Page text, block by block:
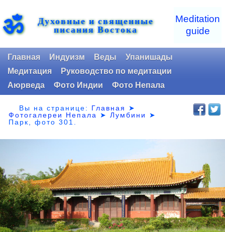
ॐ Духовные и священные
писания Востока
Meditation
guide
Главная Индуизм Веды
Упанишады
Медитация
Руководство по медитации
Аюрведа
Фото Индии Фото Непала
Вы на странице: Главная
➤
Фотогалереи Непала
➤Лумбини
➤
Парк,фото 301.